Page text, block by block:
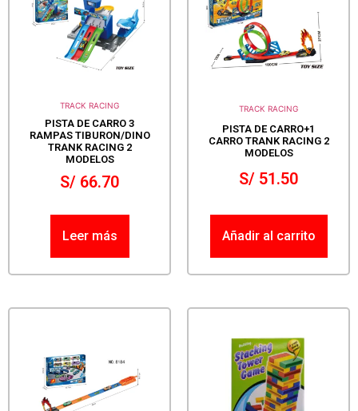
TRACK RACING
PISTA DE CARRO 3
RAMPAS TIBURON/DINO
TRANK RACING 2
MODELOS
S/ 66.70
Leer más
TRACK RACING
PISTA DE CARRO+1
CARRO TRANK RACING 2
MODELOS
S/ 51.50
Añadir al carrito